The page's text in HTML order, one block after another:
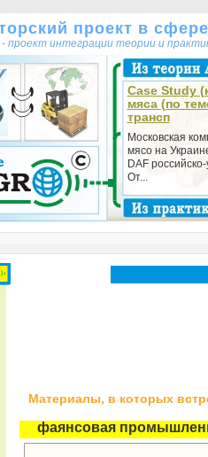
проект в
- проект интеграции теории и
Case Study
мяса (по
трансп
Московская
мясо на
DAF
От...
Материалы, в которых
фаянсовая